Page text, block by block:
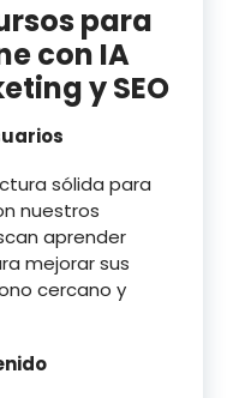
para
con IA
y SEO
sólida para
nuestros
aprender
mejorar sus
cercano y